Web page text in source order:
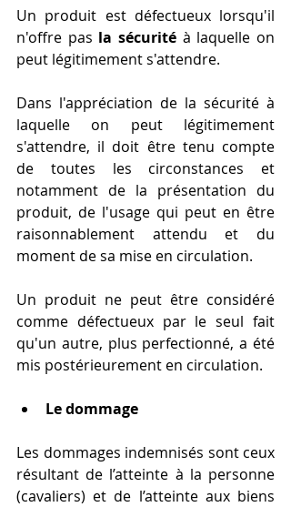
Un produit est défectueux lorsqu'il
n'offre pas la sécurité à laquelle on
peut légitimement s'attendre.
Dans l'appréciation de la sécurité à
laquelle on peut légitimement
s'attendre, il doit être tenu compte
de toutes les circonstances et
notamment de la présentation du
produit, de l'usage qui peut en être
raisonnablement attendu et du
moment de sa mise en circulation.
Un produit ne peut être considéré
comme défectueux par le seul fait
qu'un autre, plus perfectionné, a été
mis postérieurement en circulation.
Le dommage
Les dommages indemnisés sont ceux
résultant de l’atteinte à la personne
(cavaliers) et de l’atteinte aux biens